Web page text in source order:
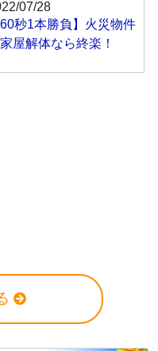
07/28
60秒1本勝負】火災物件
屋解体なら終楽！